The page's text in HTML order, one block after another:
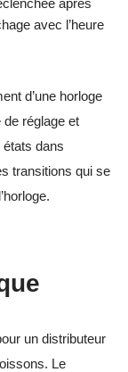
avec l’heure
d’une horloge
réglage et
états dans
transitions qui se
un distributeur
Le